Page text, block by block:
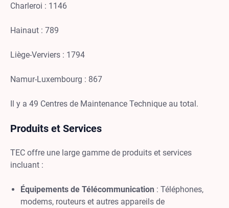
Charleroi : 1146
Hainaut : 789
Liège-Verviers : 1794
Namur-Luxembourg : 867
Il y a 49 Centres de Maintenance Technique au total.
Produits et Services
TEC offre une large gamme de produits et services
incluant :
Équipements de Télécommunication : Téléphones,
modems, routeurs et autres appareils de